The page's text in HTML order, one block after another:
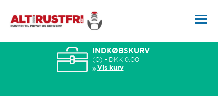
INDKØBSKURV
(0) - DKK 0,00
Vis kurv